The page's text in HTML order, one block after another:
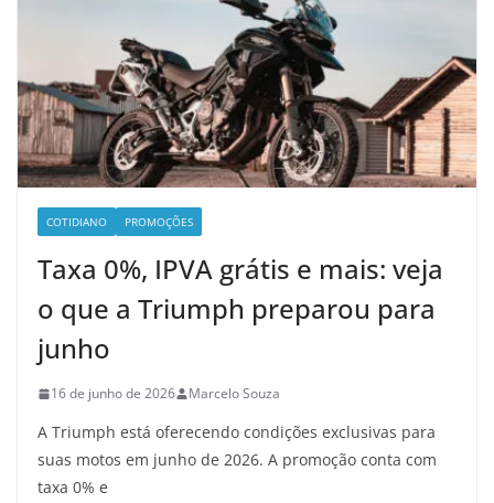
COTIDIANO PROMOÇÕES
Taxa 0%, IPVA grátis e mais: veja
o que a Triumph preparou para
junho
16 de junho de 2026 Marcelo Souza
A Triumph está oferecendo condições exclusivas para
suas motos em junho de 2026. A promoção conta com
taxa 0% e